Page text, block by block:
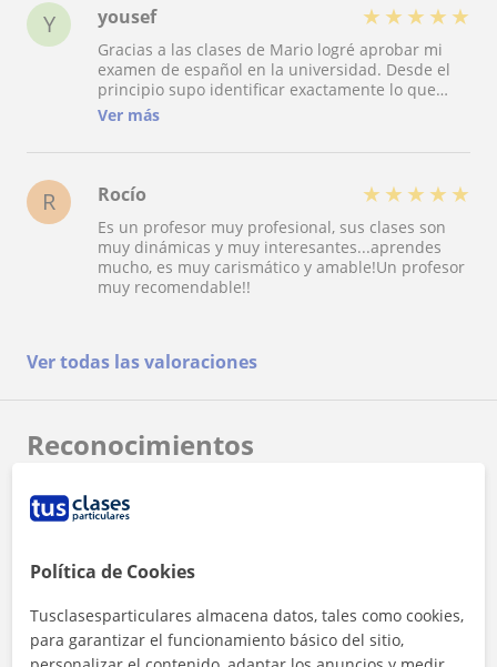
Y yousef ★ ★ ★ ★ ★
Gracias a las clases de Mario logré aprobar mi
examen de español en la universidad. Desde el
principio supo identificar exactamente lo que
necesitaba y organizamos juntos un plan de
de sus clases, aprobé el examen a la primera
material que utiliza es excelente y muy claro. Lo
placer tomar clases con Mario.
Ver más
R Rocío ★ ★ ★ ★ ★
Es un profesor muy profesional, sus clases son
muy dinámicas y muy interesantes...aprendes
mucho, es muy carismático y amable!Un profesor
muy recomendable!!
Ver todas las valoraciones
Reconocimientos
Profesor verificado
Mario tiene el Perfil Verificado
Política de Cookies
Tusclasesparticulares almacena datos, tales como cookies,
para garantizar el funcionamiento básico del sitio,